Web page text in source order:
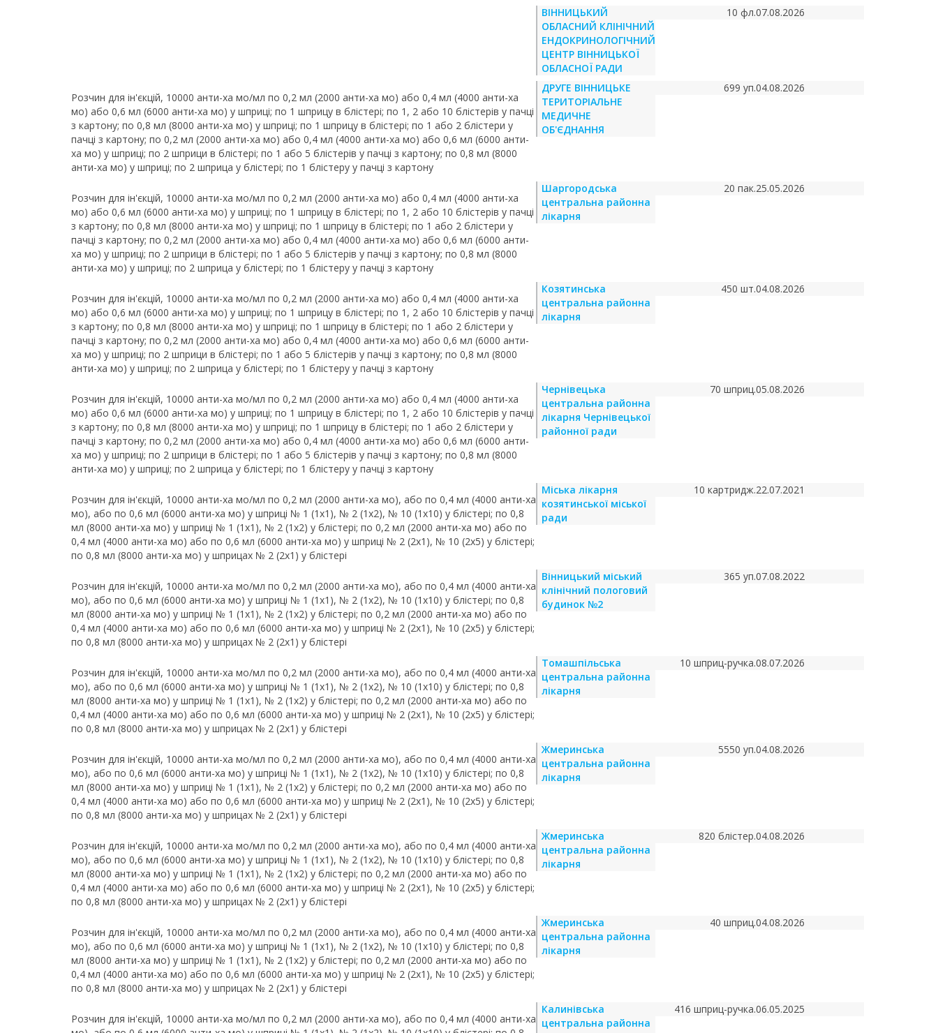
ВІННИЦЬКИЙ
ОБЛАСНИЙ КЛІНІЧНИЙ
ЕНДОКРИНОЛОГІЧНИЙ
ЦЕНТР ВІННИЦЬКОЇ
ОБЛАСНОЇ РАДИ
10 фл.07.08.2026
Розчин для ін'єкцій, 10000 анти-ха мо/мл по 0,2 мл (2000 анти-ха мо) або 0,4 мл (4000 анти-ха
мо) або 0,6 мл (6000 анти-ха мо) у шприці; по 1 шприцу в блістері; по 1, 2 або 10 блістерів у пачці
з картону; по 0,8 мл (8000 анти-ха мо) у шприці; по 1 шприцу в блістері; по 1 або 2 блістери у
пачці з картону; по 0,2 мл (2000 анти-ха мо) або 0,4 мл (4000 анти-ха мо) або 0,6 мл (6000 анти-
ха мо) у шприці; по 2 шприци в блістері; по 1 або 5 блістерів у пачці з картону; по 0,8 мл (8000
анти-ха мо) у шприці; по 2 шприца у блістері; по 1 блістеру у пачці з картону
ДРУГЕ ВІННИЦЬКЕ
ТЕРИТОРІАЛЬНЕ
МЕДИЧНЕ
ОБ'ЄДНАННЯ
699 уп.04.08.2026
Розчин для ін'єкцій, 10000 анти-ха мо/мл по 0,2 мл (2000 анти-ха мо) або 0,4 мл (4000 анти-ха
мо) або 0,6 мл (6000 анти-ха мо) у шприці; по 1 шприцу в блістері; по 1, 2 або 10 блістерів у пачці
з картону; по 0,8 мл (8000 анти-ха мо) у шприці; по 1 шприцу в блістері; по 1 або 2 блістери у
пачці з картону; по 0,2 мл (2000 анти-ха мо) або 0,4 мл (4000 анти-ха мо) або 0,6 мл (6000 анти-
ха мо) у шприці; по 2 шприци в блістері; по 1 або 5 блістерів у пачці з картону; по 0,8 мл (8000
анти-ха мо) у шприці; по 2 шприца у блістері; по 1 блістеру у пачці з картону
Шаргородська
центральна районна
лікарня
20 пак.25.05.2026
Розчин для ін'єкцій, 10000 анти-ха мо/мл по 0,2 мл (2000 анти-ха мо) або 0,4 мл (4000 анти-ха
мо) або 0,6 мл (6000 анти-ха мо) у шприці; по 1 шприцу в блістері; по 1, 2 або 10 блістерів у пачці
з картону; по 0,8 мл (8000 анти-ха мо) у шприці; по 1 шприцу в блістері; по 1 або 2 блістери у
пачці з картону; по 0,2 мл (2000 анти-ха мо) або 0,4 мл (4000 анти-ха мо) або 0,6 мл (6000 анти-
ха мо) у шприці; по 2 шприци в блістері; по 1 або 5 блістерів у пачці з картону; по 0,8 мл (8000
анти-ха мо) у шприці; по 2 шприца у блістері; по 1 блістеру у пачці з картону
Козятинська
центральна районна
лікарня
450 шт.04.08.2026
Розчин для ін'єкцій, 10000 анти-ха мо/мл по 0,2 мл (2000 анти-ха мо) або 0,4 мл (4000 анти-ха
мо) або 0,6 мл (6000 анти-ха мо) у шприці; по 1 шприцу в блістері; по 1, 2 або 10 блістерів у пачці
з картону; по 0,8 мл (8000 анти-ха мо) у шприці; по 1 шприцу в блістері; по 1 або 2 блістери у
пачці з картону; по 0,2 мл (2000 анти-ха мо) або 0,4 мл (4000 анти-ха мо) або 0,6 мл (6000 анти-
ха мо) у шприці; по 2 шприци в блістері; по 1 або 5 блістерів у пачці з картону; по 0,8 мл (8000
анти-ха мо) у шприці; по 2 шприца у блістері; по 1 блістеру у пачці з картону
Чернівецька
центральна районна
лікарня Чернівецької
районної ради
70 шприц.05.08.2026
Розчин для ін'єкцій, 10000 анти-ха мо/мл по 0,2 мл (2000 анти-ха мо), або по 0,4 мл (4000 анти-ха
мо), або по 0,6 мл (6000 анти-ха мо) у шприці № 1 (1х1), № 2 (1х2), № 10 (1х10) у блістері; по 0,8
мл (8000 анти-ха мо) у шприці № 1 (1х1), № 2 (1х2) у блістері; по 0,2 мл (2000 анти-ха мо) або по
0,4 мл (4000 анти-ха мо) або по 0,6 мл (6000 анти-ха мо) у шприці № 2 (2х1), № 10 (2х5) у блістері;
по 0,8 мл (8000 анти-ха мо) у шприцах № 2 (2х1) у блістері
Міська лікарня
козятинської міської
ради
10 картридж.22.07.2021
Розчин для ін'єкцій, 10000 анти-ха мо/мл по 0,2 мл (2000 анти-ха мо), або по 0,4 мл (4000 анти-ха
мо), або по 0,6 мл (6000 анти-ха мо) у шприці № 1 (1х1), № 2 (1х2), № 10 (1х10) у блістері; по 0,8
мл (8000 анти-ха мо) у шприці № 1 (1х1), № 2 (1х2) у блістері; по 0,2 мл (2000 анти-ха мо) або по
0,4 мл (4000 анти-ха мо) або по 0,6 мл (6000 анти-ха мо) у шприці № 2 (2х1), № 10 (2х5) у блістері;
по 0,8 мл (8000 анти-ха мо) у шприцах № 2 (2х1) у блістері
Вінницький міський
клінічний пологовий
будинок №2
365 уп.07.08.2022
Розчин для ін'єкцій, 10000 анти-ха мо/мл по 0,2 мл (2000 анти-ха мо), або по 0,4 мл (4000 анти-ха
мо), або по 0,6 мл (6000 анти-ха мо) у шприці № 1 (1х1), № 2 (1х2), № 10 (1х10) у блістері; по 0,8
мл (8000 анти-ха мо) у шприці № 1 (1х1), № 2 (1х2) у блістері; по 0,2 мл (2000 анти-ха мо) або по
0,4 мл (4000 анти-ха мо) або по 0,6 мл (6000 анти-ха мо) у шприці № 2 (2х1), № 10 (2х5) у блістері;
по 0,8 мл (8000 анти-ха мо) у шприцах № 2 (2х1) у блістері
Томашпільська
центральна районна
лікарня
10 шприц-ручка.08.07.2026
Розчин для ін'єкцій, 10000 анти-ха мо/мл по 0,2 мл (2000 анти-ха мо), або по 0,4 мл (4000 анти-ха
мо), або по 0,6 мл (6000 анти-ха мо) у шприці № 1 (1х1), № 2 (1х2), № 10 (1х10) у блістері; по 0,8
мл (8000 анти-ха мо) у шприці № 1 (1х1), № 2 (1х2) у блістері; по 0,2 мл (2000 анти-ха мо) або по
0,4 мл (4000 анти-ха мо) або по 0,6 мл (6000 анти-ха мо) у шприці № 2 (2х1), № 10 (2х5) у блістері;
по 0,8 мл (8000 анти-ха мо) у шприцах № 2 (2х1) у блістері
Жмеринська
центральна районна
лікарня
5550 уп.04.08.2026
Розчин для ін'єкцій, 10000 анти-ха мо/мл по 0,2 мл (2000 анти-ха мо), або по 0,4 мл (4000 анти-ха
мо), або по 0,6 мл (6000 анти-ха мо) у шприці № 1 (1х1), № 2 (1х2), № 10 (1х10) у блістері; по 0,8
мл (8000 анти-ха мо) у шприці № 1 (1х1), № 2 (1х2) у блістері; по 0,2 мл (2000 анти-ха мо) або по
0,4 мл (4000 анти-ха мо) або по 0,6 мл (6000 анти-ха мо) у шприці № 2 (2х1), № 10 (2х5) у блістері;
по 0,8 мл (8000 анти-ха мо) у шприцах № 2 (2х1) у блістері
Жмеринська
центральна районна
лікарня
820 блістер.04.08.2026
Розчин для ін'єкцій, 10000 анти-ха мо/мл по 0,2 мл (2000 анти-ха мо), або по 0,4 мл (4000 анти-ха
мо), або по 0,6 мл (6000 анти-ха мо) у шприці № 1 (1х1), № 2 (1х2), № 10 (1х10) у блістері; по 0,8
мл (8000 анти-ха мо) у шприці № 1 (1х1), № 2 (1х2) у блістері; по 0,2 мл (2000 анти-ха мо) або по
0,4 мл (4000 анти-ха мо) або по 0,6 мл (6000 анти-ха мо) у шприці № 2 (2х1), № 10 (2х5) у блістері;
по 0,8 мл (8000 анти-ха мо) у шприцах № 2 (2х1) у блістері
Жмеринська
центральна районна
лікарня
40 шприц.04.08.2026
Розчин для ін'єкцій, 10000 анти-ха мо/мл по 0,2 мл (2000 анти-ха мо), або по 0,4 мл (4000 анти-ха
Калинівська
центральна районна
416 шприц-ручка.06.05.2025